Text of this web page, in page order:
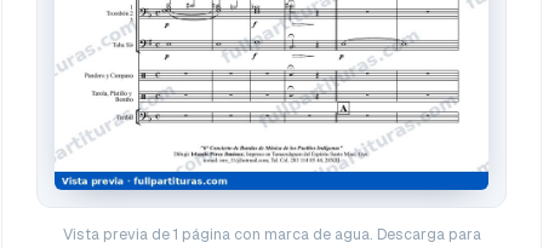
Vista previa de 1 página con marca de agua. Descarga para